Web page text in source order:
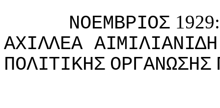
ΝΟΕΜΒΡIΟΣ
ΑΧIΛΛΕΑ ΑIΜIΛIΑΝIΔΗ
ΠΟΛIΤIΚΗΣ ΟΡΓΑΝΩΣΗΣ